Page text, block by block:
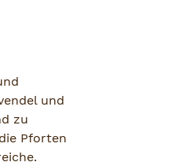
und
zu
Pforten